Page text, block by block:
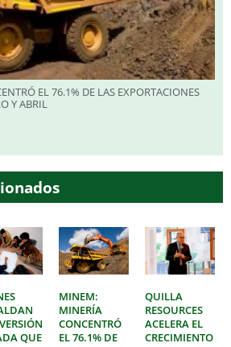
EL 76.1% DE LAS EXPORTACIONES
Y ABRIL
QUE
MINEM:
MINERÍA
CONCENTRÓ
EL 76.1% DE
QUILLA
RESOURCES
ACELERA EL
CRECIMIENTO